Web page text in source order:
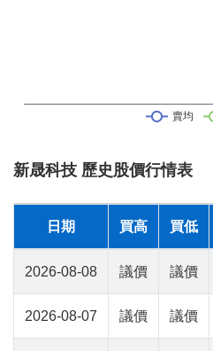
新晟科技 歷史股價行情表
日期 買高 買低
2026-08-08 議價 議價
2026-08-07 議價 議價